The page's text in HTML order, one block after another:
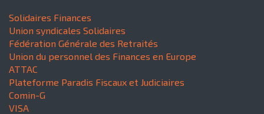
Solidaires Finances
Union syndicales Solidaires
Fédération Générale des Retraités
Union du personnel des Finances en Europe
ATTAC
Plateforme Paradis Fiscaux et Judiciaires
Comin-G
VISA